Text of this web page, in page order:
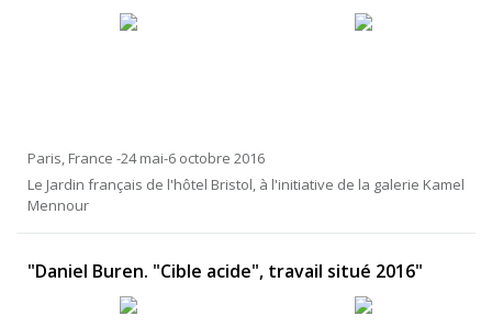
Paris, France -24 mai-6 octobre 2016
Le Jardin français de l'hôtel Bristol, à l'initiative de la galerie Kamel
Mennour
"Daniel Buren. "Cible acide", travail situé 2016"